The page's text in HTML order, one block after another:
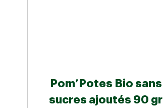
Pom’Potes Bio sans
sucres ajoutés 90 gr